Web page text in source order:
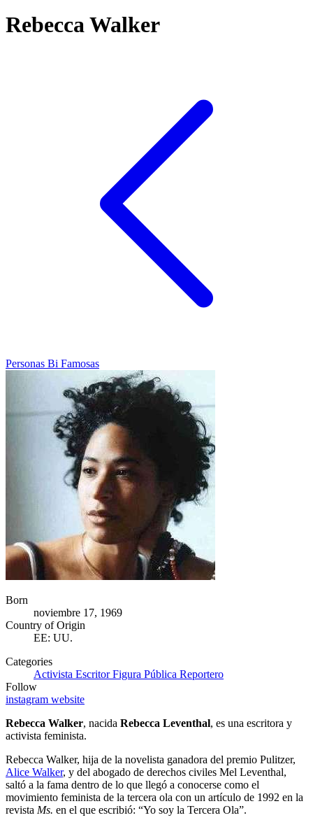
Rebecca Walker
Personas Bi Famosas
Born
noviembre 17, 1969
Country of Origin
EE: UU.
Categories
Activista EscritorFigura Pública Reportero
Follow
instagram website
Rebecca Walker, nacida Rebecca Leventhal, es una escritora y
activista feminista.
Rebecca Walker, hija de la novelista ganadora del premio Pulitzer,
Alice Walker, y del abogado de derechos civiles Mel Leventhal,
saltó a la fama dentro de lo que llegó a conocerse como el
movimiento feminista de la tercera ola con un artículo de 1992 en la
revista Ms. en el que escribió: “Yo soy la Tercera Ola”.